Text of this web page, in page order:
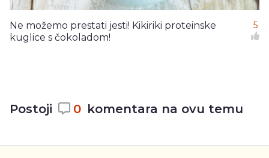
Ne možemo prestati jesti! Kikiriki proteinske
kuglice s čokoladom!
5
Postoji 0 komentara na ovu temu